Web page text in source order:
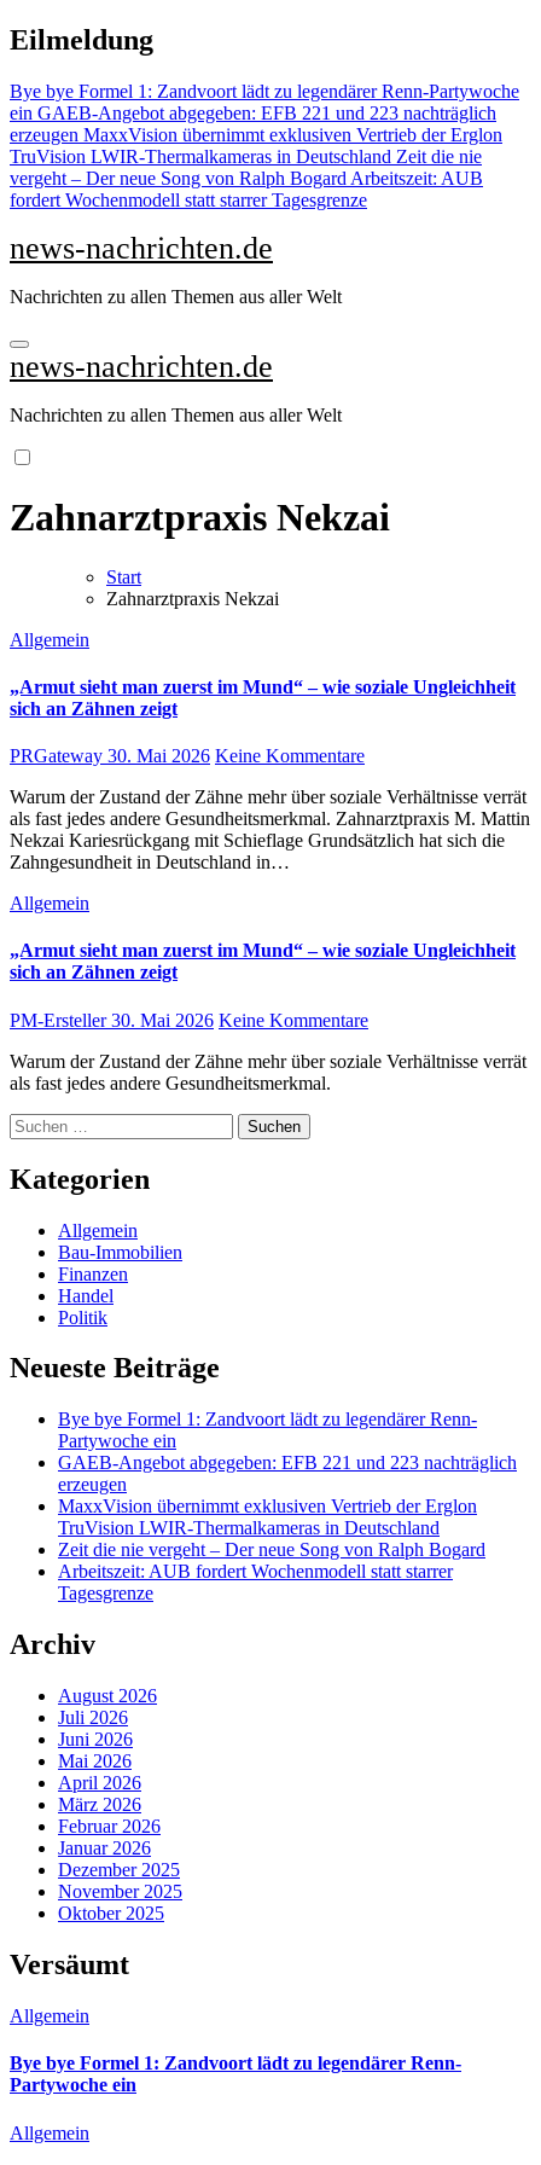
Zu
Inhalten
Eilmeldung
Bye bye Formel 1: Zandvoort lädt zu legendärer Renn-Partywoche
ein GAEB-Angebot abgegeben: EFB 221 und 223 nachträglich
erzeugen MaxxVision übernimmt exklusiven Vertrieb der Erglon
TruVision LWIR-Thermalkameras in Deutschland Zeit die nie
vergeht – Der neue Song von Ralph Bogard Arbeitszeit: AUB
fordert Wochenmodell statt starrer Tagesgrenze
news-nachrichten.de
Nachrichten zu allen Themen aus aller Welt
news-nachrichten.de
Nachrichten zu allen Themen aus aller Welt
Zahnarztpraxis Nekzai
Start
Zahnarztpraxis Nekzai
Allgemein
„Armut sieht man zuerst im Mund“ – wie soziale Ungleichheit
sich an Zähnen zeigt
PRGateway 30. Mai 2026 Keine Kommentare
Warum der Zustand der Zähne mehr über soziale Verhältnisse verrät
als fast jedes andere Gesundheitsmerkmal. Zahnarztpraxis M. Mattin
Nekzai Kariesrückgang mit Schieflage Grundsätzlich hat sich die
Zahngesundheit in Deutschland in…
Allgemein
„Armut sieht man zuerst im Mund“ – wie soziale Ungleichheit
sich an Zähnen zeigt
PM-Ersteller30. Mai 2026 Keine Kommentare
Warum der Zustand der Zähne mehr über soziale Verhältnisse verrät
als fast jedes andere Gesundheitsmerkmal.
Suchen
nach:
Kategorien
Allgemein
Bau-Immobilien
Finanzen
Handel
Politik
Neueste Beiträge
Bye bye Formel 1: Zandvoort lädt zu legendärer Renn-
Partywoche ein
GAEB-Angebot abgegeben: EFB 221 und 223 nachträglich
erzeugen
MaxxVision übernimmt exklusiven Vertrieb der Erglon
TruVision LWIR-Thermalkameras in Deutschland
Zeit die nie vergeht – Der neue Song von Ralph Bogard
Arbeitszeit: AUB fordert Wochenmodell statt starrer
Tagesgrenze
Archiv
August 2026
Juli 2026
Juni 2026
Mai 2026
April 2026
März 2026
Februar 2026
Januar 2026
Dezember 2025
November 2025
Oktober 2025
Versäumt
Allgemein
Bye bye Formel 1: Zandvoort lädt zu legendärer Renn-
Partywoche ein
Allgemein